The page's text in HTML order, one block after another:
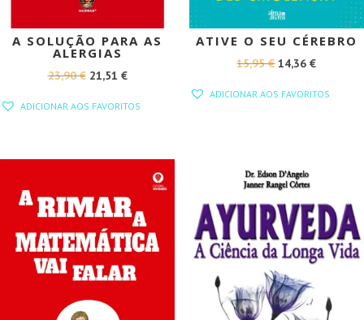
A SOLUÇÃO PARA AS
ALERGIAS
23,90€ O
23,90 €.
21,51 €O
21,51 €.
ADICIONAR AOS FAVORITOS
ATIVE O SEU CÉREBRO
15,95€O
14,36€O
ADICIONAR AOS FAVORITOS
PROMOÇÃO!